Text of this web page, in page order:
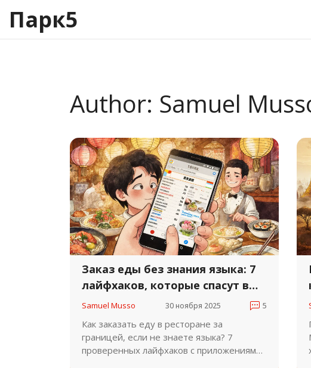
Парк5
Author: Samuel
Заказ еды без знания языка: 7
лайфхаков, которые спасут в
любом ресторане мира
Samuel Musso 30 ноября 2025 5
Как заказать еду в ресторане за
границей, если не знаете языка? 7
проверенных лайфхаков с приложениями,